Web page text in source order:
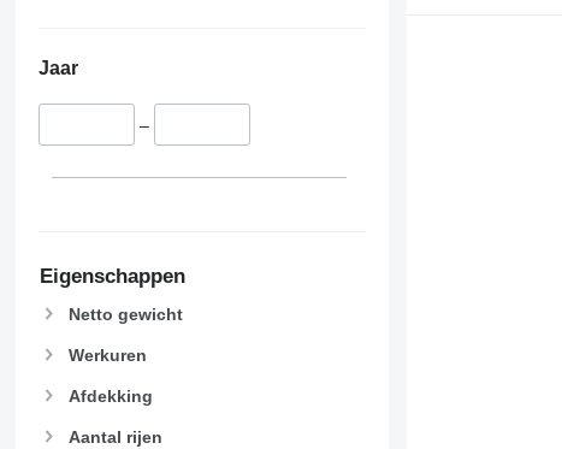
Jaar
–
Eigenschappen
Netto gewicht
Werkuren
Afdekking
Aantal rijen